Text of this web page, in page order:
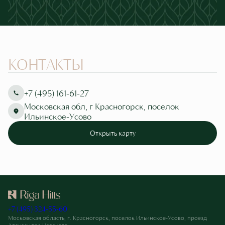
материаловЗакрыть
КОНТАКТЫ
+7 (495) 161-61-27
Московская обл, г Красногорск, поселок
Ильинское-Усово
Открыть карту
+7 (495) 324-55-60
Московская область, г. Красногорск, поселок Ильинское-Усово, проезд